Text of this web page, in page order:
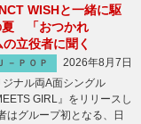
WISHと一緒に駆
夏 「おつかれ
立役者に聞く
Ｊ－ＰＯＰ
2026年8月7日
ナル両A面シングル
GIRL』をリリースし
はグループ初となる、日